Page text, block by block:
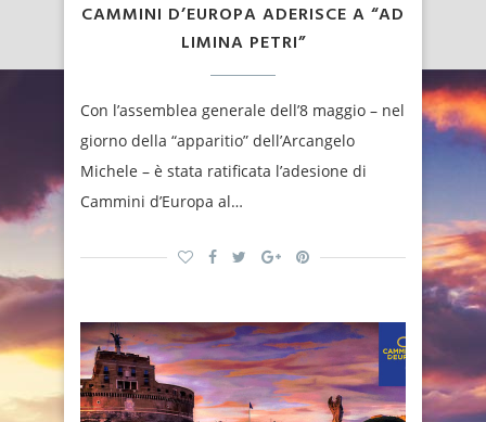
CAMMINI D’EUROPA ADERISCE A “AD
LIMINA PETRI”
Con l’assemblea generale dell’8 maggio – nel
giorno della “apparitio” dell’Arcangelo
Michele – è stata ratificata l’adesione di
Cammini d’Europa al…